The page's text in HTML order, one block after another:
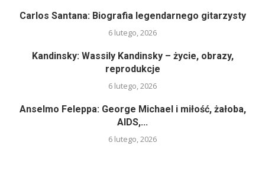
Carlos Santana: Biografia legendarnego gitarzysty
6 lutego, 2026
Kandinsky: Wassily Kandinsky – życie, obrazy,
reprodukcje
6 lutego, 2026
Anselmo Feleppa: George Michael i miłość, żałoba,
AIDS,...
6 lutego, 2026